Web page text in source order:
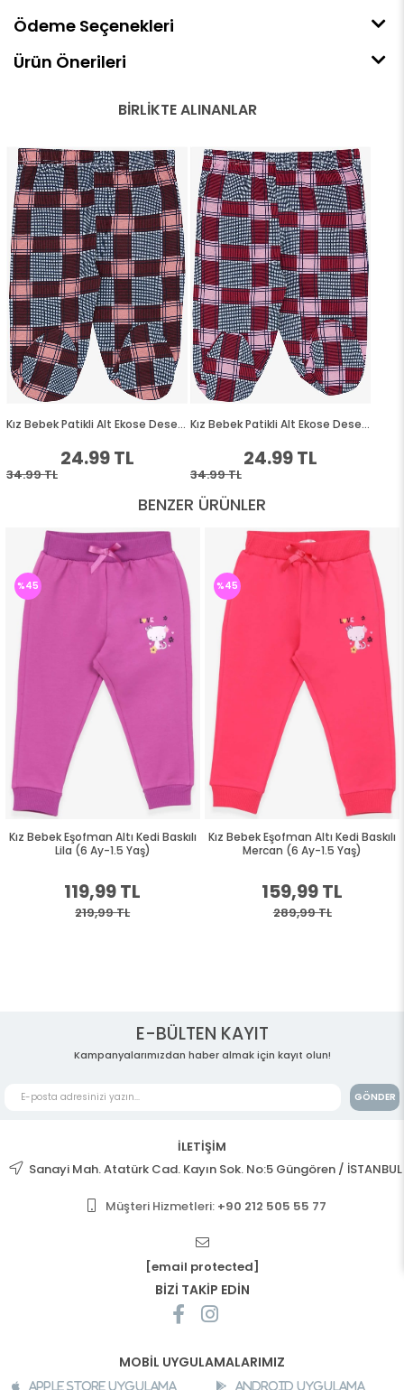
Ödeme Seçenekleri
Ürün Önerileri
BENZER ÜRÜNLER
Kız Bebek Eşofman Altı Kedi Baskılı
Lila (6 Ay-1.5 Yaş)
119,99 TL
219,99 TL
%45
Kız Bebek Eşofman Altı Kedi Baskılı
Mercan (6 Ay-1.5 Yaş)
159,99 TL
289,99 TL
%45
E-BÜLTEN KAYIT
Kampanyalarımızdan haber almak için kayıt olun!
GÖNDER
İLETİŞİM
Sanayi Mah. Atatürk Cad. Kayın Sok. No:5 Güngören / İSTANBUL
Müşteri Hizmetleri: +90 212 505 55 77
[email protected]
BİZİ TAKİP EDİN
MOBİL UYGULAMALARIMIZ
Apple Store Uygulama Android Uygulama